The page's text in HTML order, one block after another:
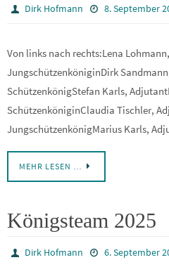
Dirk Hofmann 8. September
Von links nach rechts:Lena
JungschützenköniginDirk
SchützenkönigStefan Karls,
SchützenköniginClaudia Tischler,
JungschützenkönigMarius Karls,
MEHR LESEN …
Königsteam 2025
Dirk Hofmann 6. September